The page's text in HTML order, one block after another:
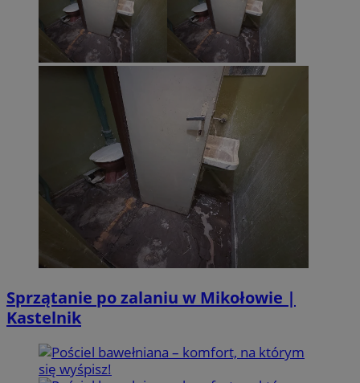
Sprzątanie po zalaniu w Mikołowie |
Kastelnik